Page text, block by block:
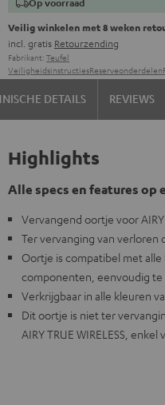
Op voorraad
Veilig winkelen met 8 weken
incl. gratis Retourzending
Fabrikant: Teufel
VeiligheidsinstructiesReserveonderdelen
DETAILS REVIEWS
Highlights
Alle specs en features op
Vervangend oortje voor AIRY
Ter vervanging van verloren
Oortje is compatibel met alle
componenten, eenvoudig
Verkrijgbaar in alle kleuren
Dit oortje is niet ter
AIRY TRUE WIRELESS, enkel